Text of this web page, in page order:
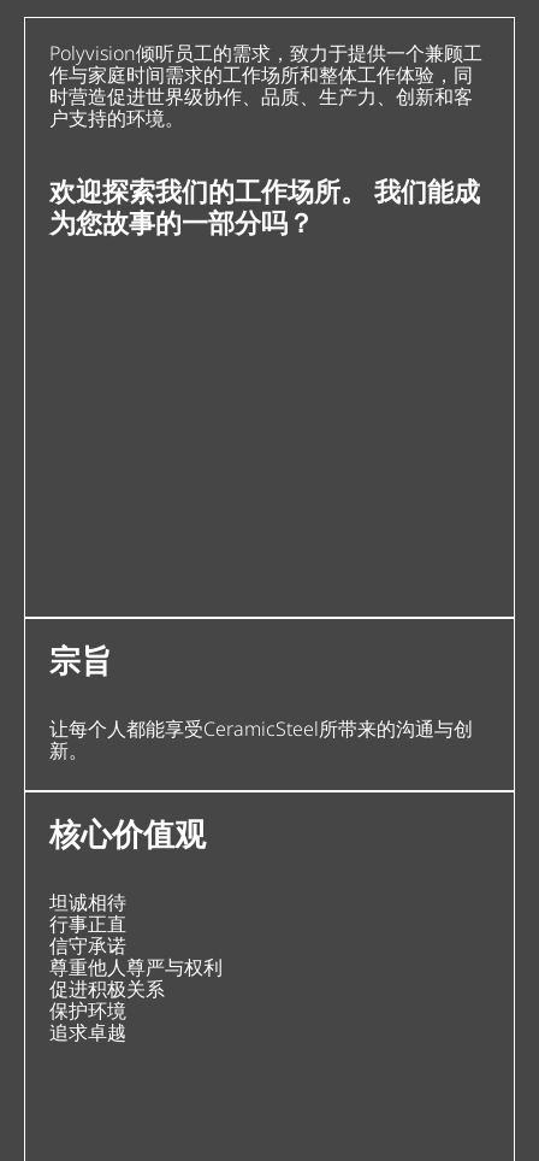
Polyvision倾听员工的需求，致力于提供一个兼顾工
作与家庭时间需求的工作场所和整体工作体验，同
时营造促进世界级协作、品质、生产力、创新和客
户支持的环境。
欢迎探索我们的工作场所。 我们能成
为您故事的一部分吗？
宗旨
让每个人都能享受CeramicSteel所带来的沟通与创
新。
核心价值观
坦诚相待
行事正直
信守承诺
尊重他人尊严与权利
促进积极关系
保护环境
追求卓越